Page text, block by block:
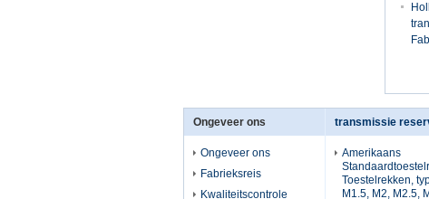
Ongeveer ons
Ongeveer ons
Fabrieksreis
Kwaliteitscontrole
transmissie
Amerikaans
Toestelrekken,
M1.5, M2, M2.5,